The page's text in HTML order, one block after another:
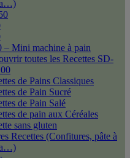
– Mini machine à pain
toutes les Recettes SD-
de Pains Classiques
de Pain Sucré
de Pain Salé
de pain aux Céréales
sans gluten
Recettes (Confitures, pâte à